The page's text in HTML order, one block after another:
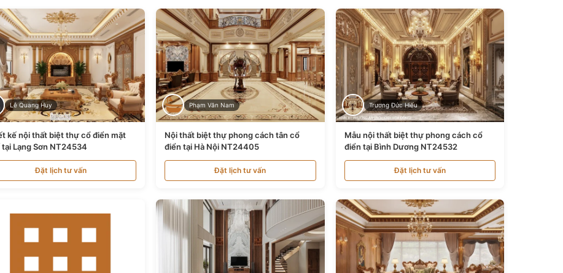
Lê Quang Huy
kế nội thất biệt thự cổ điển mặt
Lạng Sơn NT24534
Đặt lịch tư vấn
Phạm Văn Nam
Nội thất biệt thự phong cách tân cổ
điển tại Hà Nội NT24405
Đặt lịch tư vấn
Trương Đức Hiếu
Mẫu nội thất biệt thự phong cách cổ
điển tại Bình Dương NT24532
Đặt lịch tư vấn